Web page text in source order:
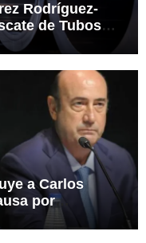
Rodríguez-
de Tubos
a Carlos
por
el rescate de